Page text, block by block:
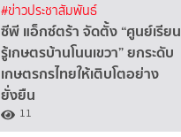
#ข่าวประชาสัมพันธ์
ซีพี แอ็กซ์ตร้า จัดตั้ง “ศูนย์เรียน
รู้เกษตรบ้านโนนเขวา” ยกระดับ
เกษตรกรไทยให้เติบโตอย่าง
ยั่งยืน
11